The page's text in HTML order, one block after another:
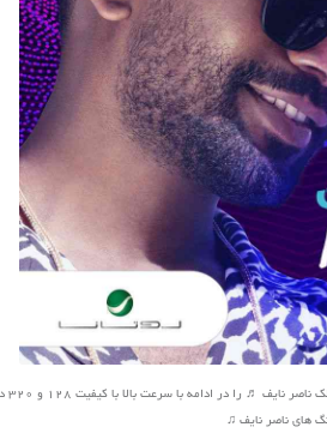
در ادامه با سرعت بالا با کیفیت 128 و 320 دانلود کنید
های ناصر نایف ♫